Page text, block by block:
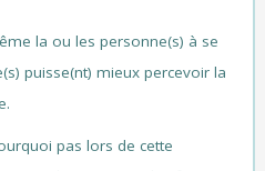
la ou les personne(s) à se
puisse(nt) mieux percevoir la
pas lors de cette